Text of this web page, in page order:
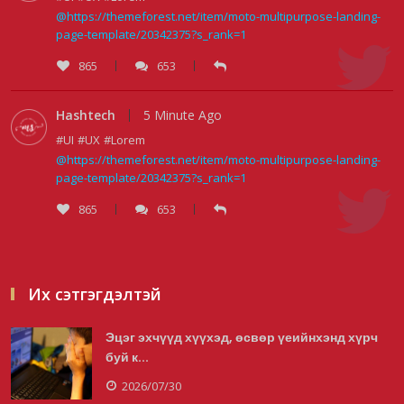
2026/08/05
Тэгш, сондгойгоор замын хөдөлгөөнд
оролцох зохицуулалтад...
2026/08/05
Тэгш, сондгойгоор хөдөлгөөнд
Усны ослоор 59 хүн амь насаа алджээ
2026/08/05
@https://themeforest.net/item/moto-multipurpose-landing-
page-template/20342375?s_rank=1
865
653
Hashtech 5 Minute Ago
#UI #UX #Lorem
@https://themeforest.net/item/moto-multipurpose-landing-
page-template/20342375?s_rank=1
865
653
Их сэтгэгдэлтэй
Эцэг эхчүүд хүүхэд, өсвөр үеийнхэнд хүрч
буй к...
2026/07/30